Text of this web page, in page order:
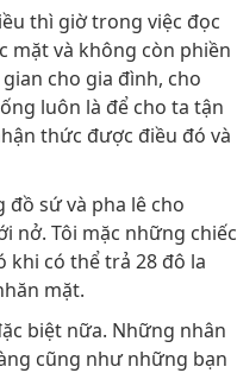
thì giờ trong việc đọc
mặt và không còn phiền
cho gia đình, cho
luôn là để cho ta tận
thức được điều đó và
sứ và pha lê cho
nở. Tôi mặc những chiếc
khi có thể trả 28 đô la
mặt.
biệt nữa. Những nhân
cũng như những bạn